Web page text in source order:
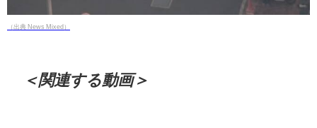
（出典 News Mixed）
＜関連する動画＞